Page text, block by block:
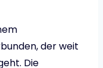
der weit
Die